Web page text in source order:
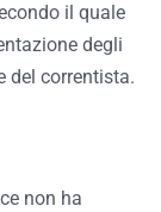
il quale
degli
del correntista.
non ha